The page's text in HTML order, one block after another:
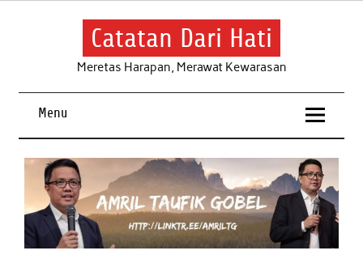
Skip
Catatan Dari Hati
Meretas Harapan, Merawat Kewarasan
Menu